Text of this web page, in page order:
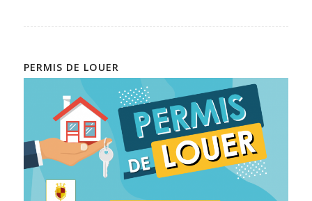
PERMIS DE LOUER